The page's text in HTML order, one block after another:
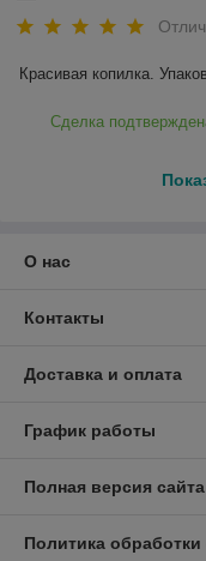
Красивая копилка.
Сделка
О нас
Контакты
Доставка и оплата
График работы
Полная версия сайта
Политика